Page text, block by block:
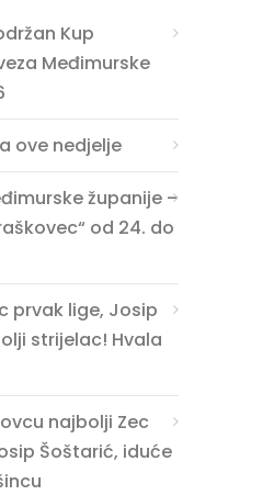
Kup
Međimurske
ove nedjelje
županije –
od 24. do
prvak lige, Josip
strijelac! Hvala
najbolji Zec
Šoštarić, iduće